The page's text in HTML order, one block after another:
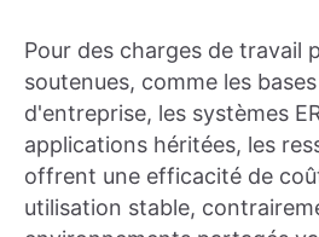
Pour des charges de travail
soutenues, comme les
d'entreprise, les systèmes
applications héritées, les
offrent une efficacité de
utilisation stable,